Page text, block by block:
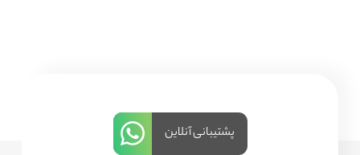
پشتیبانی آنلاین